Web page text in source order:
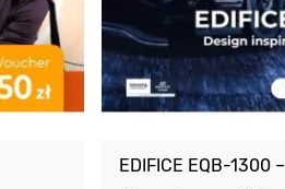
EDIFICE EQB-